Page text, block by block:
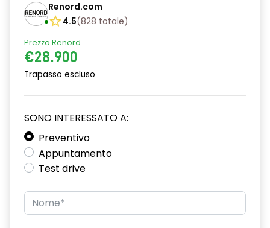
Renord.com
4.5(828 totale)
Prezzo Renord
€28.900
Trapasso escluso
SONO INTERESSATO A:
Preventivo
Appuntamento
Test drive